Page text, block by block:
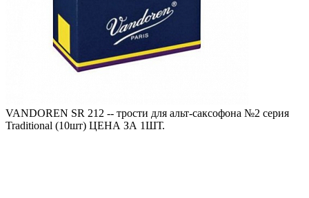
VANDOREN SR 212 -- трости для альт-саксофона №2 серия
Traditional (10шт) ЦЕНА ЗА 1ШТ.